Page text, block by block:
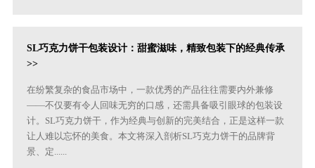
SL巧克力饼干包装设计：甜蜜滋味，精致包装下的经典传承
>>
在纷繁复杂的食品市场中，一款优秀的产品往往需要内外兼修
——不仅要有令人回味无穷的口感，还需具备吸引眼球的包装设
计。SL巧克力饼干，作为经典与创新的完美结合，正是这样一款
让人难以忘怀的美食。本文将深入剖析SL巧克力饼干的品牌背
景、定......